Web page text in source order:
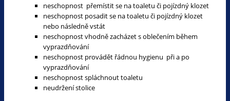
neschopnost přemístit se na toaletu či pojízdný klozet
neschopnost posadit se na toaletu či pojízdný klozet
nebo následně vstát
neschopnost vhodně zacházet s oblečením během
vyprazdňování
neschopnost provádět řádnou hygienu při a po
vyprazdňování
neschopnost spláchnout toaletu
neudržení stolice